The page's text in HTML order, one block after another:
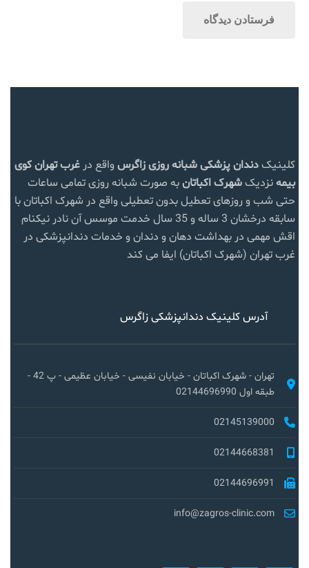
کلینیکدندان پزشکی شبانه روزی زاگرس واقع در غرب تهرانکوی
بیمهنزدیکشهرک اکباتانبه صورت شبانه روزی تمامی ساعات
حتی شب و روزهای تعطیل بدون تعطیلی واقع در شهرک اکباتان با
سابقه درخشان 3 ساله و 35 سال خدمت موسس آن نادر نیکنام
اقش مهمی در بهداشت دهان و دندان و خدمات دندانپزشکی در
غرب تهران (شهرک اکباتان) ایفا می کند
آدرس کلینیک دندانپزشکی زاگرس
تهران - شهرک اکباتان - خیابان نفیسی - خیابان عظیمی - پ 42 -
طبقه اول 02144696990
02145139000
02144668381
02144696991
info@zagros-clinic.com